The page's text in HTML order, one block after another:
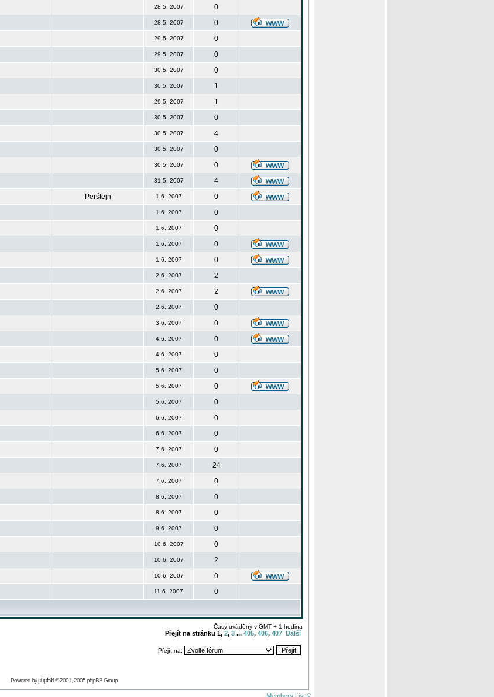
28.5. 2007
0
28.5. 2007
0
29.5. 2007
0
29.5. 2007
0
30.5. 2007
0
30.5. 2007
1
29.5. 2007
1
30.5. 2007
0
30.5. 2007
4
30.5. 2007
0
30.5. 2007
0
31.5. 2007
4
Perštejn 1.6. 2007
0
1.6. 2007
0
1.6. 2007
0
1.6. 2007
0
1.6. 2007
0
2.6. 2007
2
2.6. 2007
2
2.6. 2007
0
3.6. 2007
0
4.6. 2007
0
4.6. 2007
0
5.6. 2007
0
5.6. 2007
0
5.6. 2007
0
6.6. 2007
0
6.6. 2007
0
7.6. 2007
0
7.6. 2007
24
7.6. 2007
0
8.6. 2007
0
8.6. 2007
0
9.6. 2007
0
10.6. 2007
0
10.6. 2007
2
10.6. 2007
0
11.6. 2007 0
Časy uváděny v GMT + 1 hodina
Přejít na stránku 1, 2, 3 ... 405, 406, 407 Další
Přejít na:
Powered byphpBB© 2001, 2005 phpBB Group